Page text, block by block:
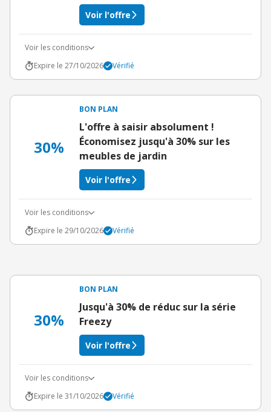
Voir l'offre
Voir les conditions
Expire le 27/10/2026
Vérifié
30%
BON PLAN
L'offre à saisir absolument !
Économisez jusqu'à 30% sur les
meubles de jardin
Voir l'offre
Voir les conditions
Expire le 29/10/2026
Vérifié
30%
BON PLAN
Jusqu'à 30% de réduc sur la série
Freezy
Voir l'offre
Voir les conditions
Expire le 31/10/2026
Vérifié